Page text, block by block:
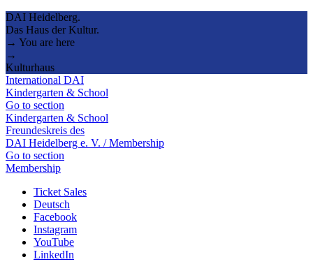
DAI Heidelberg.
Das Haus der Kultur.
→ You are here
→
Kulturhaus
International DAI
Kindergarten & School
Go to section
Kindergarten & School
Freundeskreis des
DAI Heidelberg e. V. / Membership
Go to section
Membership
Ticket Sales
Deutsch
Facebook
Instagram
YouTube
LinkedIn